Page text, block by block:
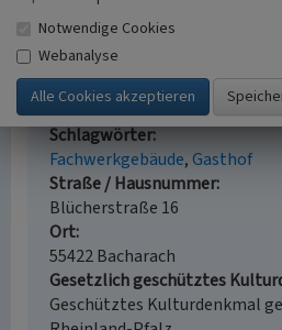
Fachwerkhaus Blücherstraße
Schlagwörter
Fachwerkgebäude Gasthof
Straße / Hausnummer
Blücherstraße 16
Ort
55422 Bacharach
Gesetzlich geschütztes
Geschütztes Kulturdenkmal
Notwendige Cookies
Webanalyse